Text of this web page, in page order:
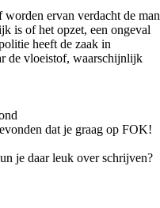
ervan verdacht de man
is of het opzet, een ongeval
heeft de zaak in
de vloeistof, waarschijnlijk
dat je graag op FOK!
je daar leuk over schrijven?